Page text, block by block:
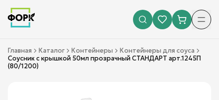
Главная Каталог Контейнеры
Контейнеры для соуса
Соусник с крышкой 50мл прозрачный СТАНДАРТ арт.1245П
(80/1200)